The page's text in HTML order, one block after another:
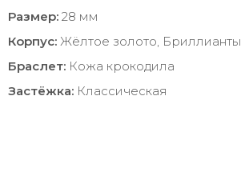
Размер: 28 мм
Корпус: Жёлтое золото, Бриллианты
Браслет: Кожа крокодила
Застёжка: Классическая